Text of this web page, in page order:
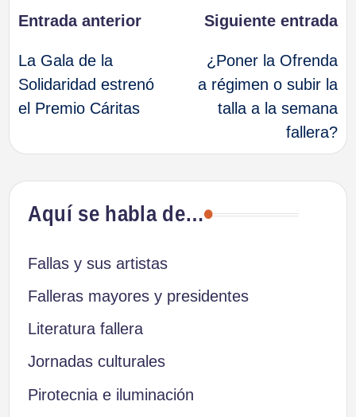
Navegación
de
entradas
Entrada anterior
La Gala de la
Solidaridad estrenó
el Premio Cáritas
Siguiente entrada
¿Poner la Ofrenda
a régimen o subir la
talla a la semana
fallera?
Aquí se habla de…
Fallas y sus artistas
Falleras mayores y presidentes
Literatura fallera
Jornadas culturales
Pirotecnia e iluminación